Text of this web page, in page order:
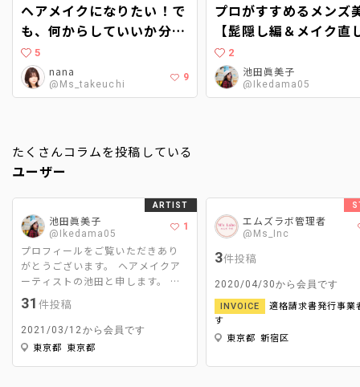
ヘアメイクになりたい！で
も、何からしていいか分か
らない…。〜現役ヘアメイ
クに聞くヘアメイクアップ
アーティストへの道〜
5
nana
@Ms_takeuchi
9
プロがすすめるメンズ
【髭隠し編＆メイク直
仕方も】
2
池田眞美子
@Ikedama05
たくさんコラムを投稿している
ユーザー
池田眞美子
@Ikedama05
1
プロフィールをご覧いただきあり
がとうございます。 ヘアメイクア
ーティストの池田と申します。 主
な活動はCM、広告、映画、MV撮影
のヘアメイクと美容ライターです。
ヘアメイクは｢スパイスである2%
をどれだけ引き立たせて周りを調
31件投稿
2021/03/12から会員です
東京都 東京都
ARTIST
エムズラボ管理者
@Ms_Inc
3件投稿
2020/04/30から会員です
INVOICE
適格請求書発行事業
す
東京都 新宿区